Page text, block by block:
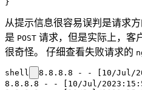
从提示信息很容易误判是请求
是 POST 请求，但是实际上，客
很奇怪。 仔细查看失败请求的
shell
8.8.8.8 - - [10/Jul/
8.8.8.8 - - [10/Jul/